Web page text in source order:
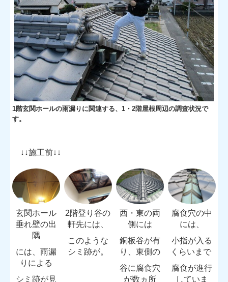
1階玄関ホールの雨漏りに関連する、1・2階屋根周辺の調査状況で
す。
↓↓施工前↓↓
玄関ホール
垂れ壁の出
隅
には、雨漏
りによる
シミ跡が見
2階登り谷の
軒先には、
このような
シミ跡が。
西・東の両
側には
銅板谷が有
り、東側の
谷に腐食穴
が数ヵ所
腐食穴の中
には、
小指が入る
くらいまで
腐食が進行
していま